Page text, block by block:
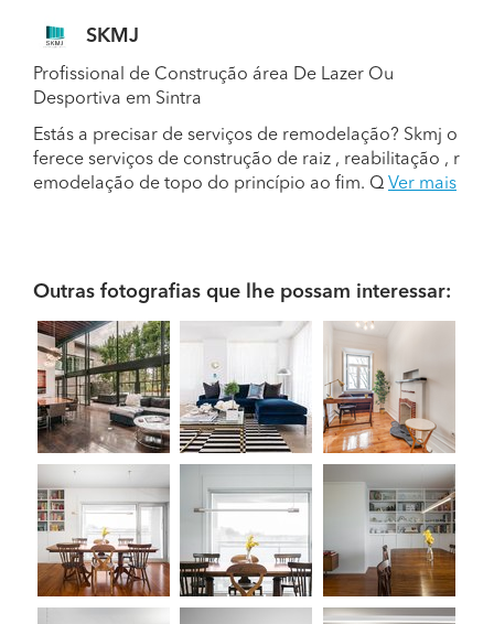
SKMJ
Profissional de Construção área De Lazer Ou
Desportiva em Sintra
Estás a precisar de serviços de remodelação? Skmj o
ferece serviços de construção de raiz , reabilitação , r
emodelação de topo do princípio ao fim. Q Ver mais
Outras fotografias que lhe possam interessar: